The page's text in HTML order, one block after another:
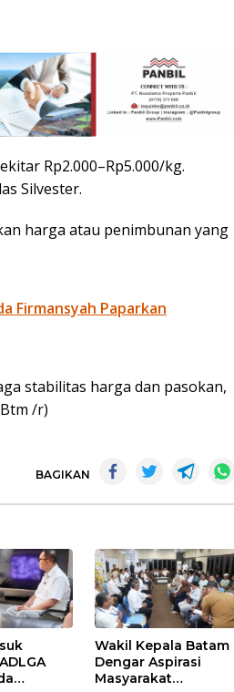
Rp2.000–Rp5.000/kg.
Silvester.
harga atau penimbunan yang
Firmansyah Paparkan
stabilitas harga dan pasokan,
/r)
BAGIKAN
Wakil Kepala Batam
Dengar Aspirasi
Masyarakat